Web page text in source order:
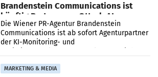
Brandenstein Communications ist
künftig Partner von OtterlyAI
Die Wiener PR-Agentur Brandenstein
Communications ist ab sofort Agenturpartner
der KI-Monitoring- und
MARKETING & MEDIA